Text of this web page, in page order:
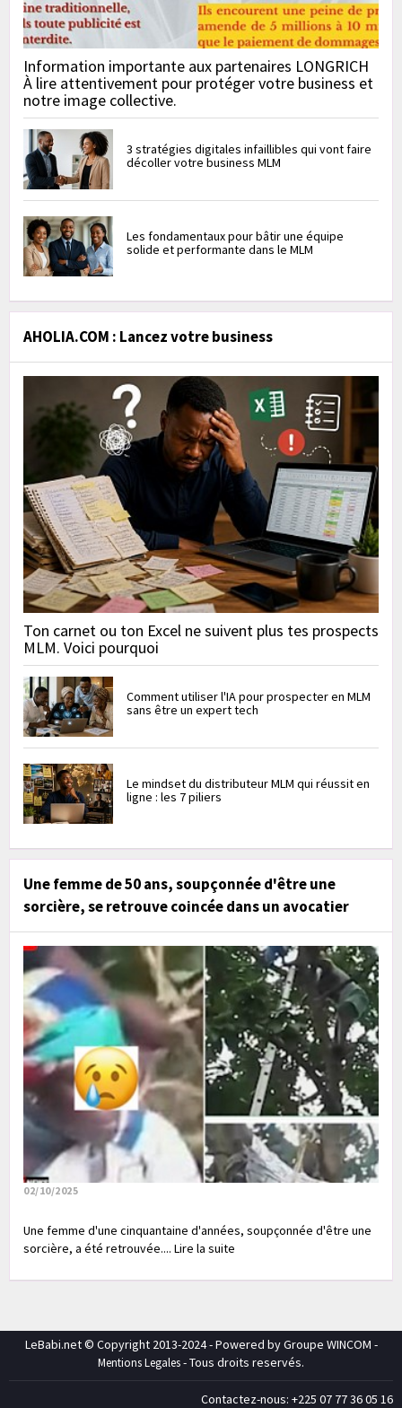
Information importante aux partenaires LONGRICH
À lire attentivement pour protéger votre business et
notre image collective.
3 stratégies digitales infaillibles qui vont faire
décoller votre business MLM
Les fondamentaux pour bâtir une équipe
solide et performante dans le MLM
AHOLIA.COM : Lancez votre business
Ton carnet ou ton Excel ne suivent plus tes prospects
MLM. Voici pourquoi
Comment utiliser l'IA pour prospecter en MLM
sans être un expert tech
Le mindset du distributeur MLM qui réussit en
ligne : les 7 piliers
Une femme de 50 ans, soupçonnée d'être une
sorcière, se retrouve coincée dans un avocatier
02/10/2025
Une femme d'une cinquantaine d'années, soupçonnée d'être une
sorcière, a été retrouvée.... Lire la suite
LeBabi.net © Copyright 2013-2024 - Powered by Groupe WINCOM -
Mentions Legales- Tous droits reservés.
Contactez-nous: +225 07 77 36 05 16